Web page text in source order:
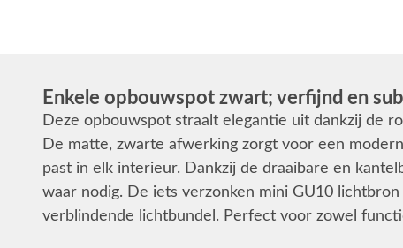
Enkele opbouwspot zwart; verfijnd en
Deze opbouwspot straalt elegantie uit dankzij de
De matte, zwarte afwerking zorgt voor een
past in elk interieur. Dankzij de draaibare en
waar nodig. De iets verzonken mini GU10
verblindende lichtbundel. Perfect voor zowel